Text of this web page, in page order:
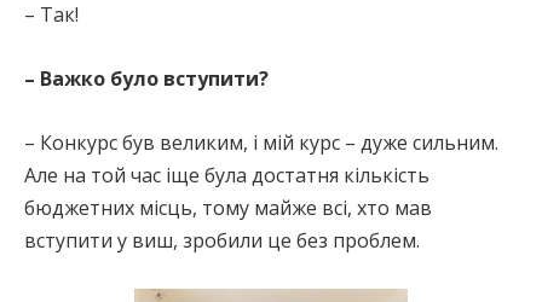
– Так!
– Важко було вступити?
– Конкурс був великим, і мій курс – дуже сильним.
Але на той час іще була достатня кількість
бюджетних місць, тому майже всі, хто мав
вступити у виш, зробили це без проблем.